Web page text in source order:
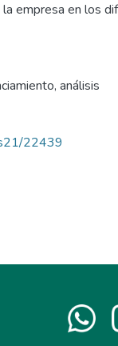
empresa en los
, análisis
22439